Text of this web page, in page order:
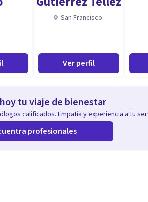
San Francisco
Ver perfil
tu viaje de bienestar
calificados. Empatía y experiencia a tu
profesionales